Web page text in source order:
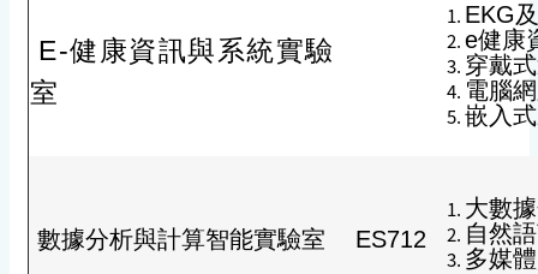
E-健康資訊與系統實驗
室
EKG
e健康
穿戴
電腦
嵌入
數據分析與計算智能實驗室 ES712
大數
自然
多媒